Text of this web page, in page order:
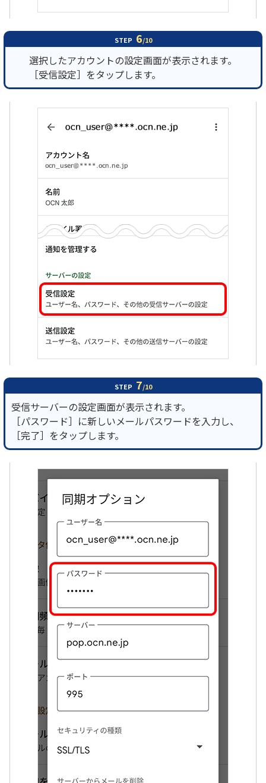
STEP 6/10
選択したアカウントの設定画面が表示されます。
［受信設定］をタップします。
STEP 7/10
受信サーバーの設定画面が表示されます。
［パスワード］に新しいメールパスワードを入力し、
［完了］をタップします。